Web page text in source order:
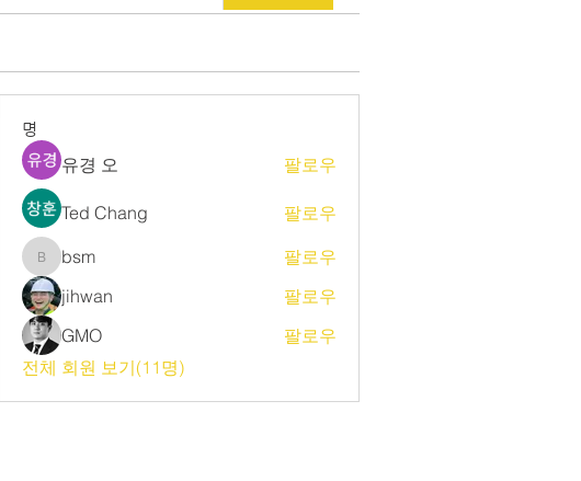
명
유경 오 팔로우
Ted Chang 팔로우
bsmbsm
팔로우
jihwan
팔로우
GMO
팔로우
전체 회원 보기(11명)